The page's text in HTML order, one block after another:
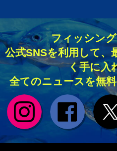
フィッシン
公式SNSを利用して、
く手に入
全てのニュースを無